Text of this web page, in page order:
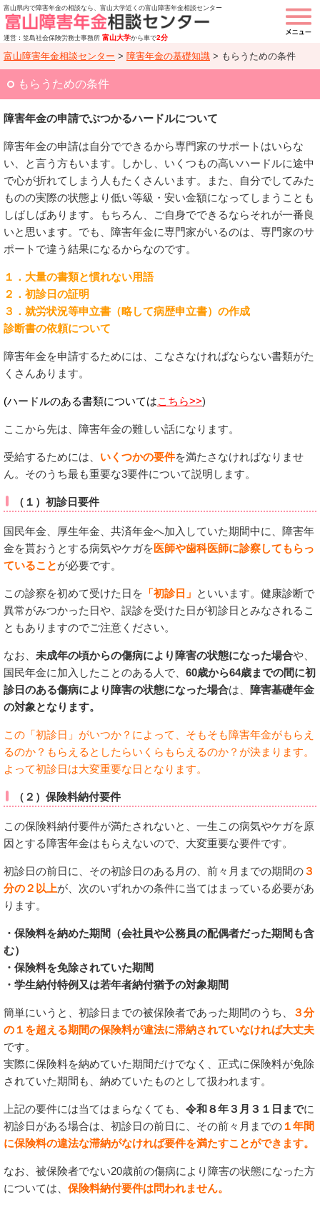
富山県内で障害年金の相談なら、富山大学近くの富山障害年金相談センター
運営：笠島社会保険労務士事務所 富山大学から車で2分
富山障害年金相談センター > 障害年金の基礎知識 > もらうための条件
もらうための条件
障害年金の申請でぶつかるハードルについて
障害年金の申請は自分でできるから専門家のサポートはいらな
い、と言う方もいます。しかし、いくつもの高いハードルに途中
で心が折れてしまう人もたくさんいます。また、自分でしてみた
ものの実際の状態より低い等級・安い金額になってしまうことも
しばしばあります。もちろん、ご自身でできるならそれが一番良
いと思います。でも、障害年金に専門家がいるのは、専門家のサ
ポートで違う結果になるからなのです。
１．大量の書類と慣れない用語
２．初診日の証明
３．就労状況等申立書（略して病歴申立書）の作成
診断書の依頼について
障害年金を申請するためには、こなさなければならない書類がた
くさんあります。
(ハードルのある書類についてはこちら>>)
ここから先は、障害年金の難しい話になります。
受給するためには、 いくつかの要件を満たさなければなりませ
ん。そのうち最も重要な3要件について説明します。
（１）初診日要件
国民年金、厚生年金、共済年金へ加入していた期間中に、障害年
金を貰おうとする病気やケガを医師や歯科医師に診察してもらっ
ていることが必要です。
この診察を初めて受けた日を 「初診日」 といいます。健康診断で
異常がみつかった日や、誤診を受けた日が初診日とみなされるこ
ともありますのでご注意ください。
なお、 未成年の頃からの傷病により障害の状態になった場合や、
国民年金に加入したことのある人で、 60歳から64歳までの間に初
診日のある傷病により障害の状態になった場合は、
障害基礎年金
の対象となります。
この「初診日」がいつか？によって、そもそも障害年金がもらえ
るのか？もらえるとしたらいくらもらえるのか？が決まります。
よって初診日は大変重要な日となります。
（２）保険料納付要件
この保険料納付要件が満たされないと、一生この病気やケガを原
因とする障害年金はもらえないので、大変重要な要件です。
初診日の前日に、その初診日のある月の、前々月までの期間の３
分の２以上が、次のいずれかの条件に当てはまっている必要があ
ります。
・保険料を納めた期間（会社員や公務員の配偶者だった期間も含
む）
・保険料を免除されていた期間
・学生納付特例又は若年者納付猶予の対象期間
簡単にいうと、初診日までの被保険者であった期間のうち、
３分
の１を超える期間の保険料が違法に滞納されていなければ大丈夫
です。
実際に保険料を納めていた期間だけでなく、正式に保険料が免除
されていた期間も、納めていたものとして扱われます。
上記の要件には当てはまらなくても、 令和８年３月３１日までに
初診日がある場合は、初診日の前日に、その前々月までの １年間
に保険料の違法な滞納がなければ要件を満たすことができます。
なお、被保険者でない20歳前の傷病により障害の状態になった方
については、 保険料納付要件は問われません。